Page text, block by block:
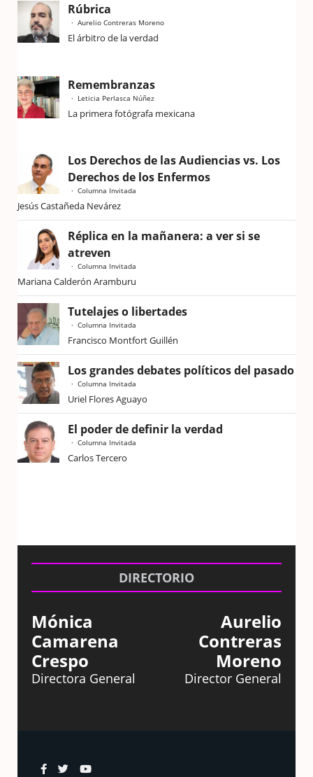
Rúbrica
Aurelio Contreras Moreno
El árbitro de la verdad
Remembranzas
Leticia Perlasca Núñez
La primera fotógrafa mexicana
Los Derechos de las Audiencias vs. Los
Derechos de los Enfermos
Columna Invitada
Jesús Castañeda Nevárez
Réplica en la mañanera: a ver si se
atreven
Columna Invitada
Mariana Calderón Aramburu
Tutelajes o libertades
Columna Invitada
Francisco Montfort Guillén
Los grandes debates políticos del pasado
Columna Invitada
Uriel Flores Aguayo
El poder de definir la verdad
Columna Invitada
Carlos Tercero
DIRECTORIO
Mónica
Camarena
Crespo
Directora General
Aurelio
Contreras
Moreno
Director General